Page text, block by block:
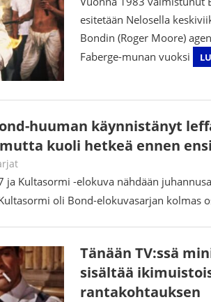
esitetään Nelosella
Bondin (Roger Moore)
Faberge-munan vuoksi
huuman käynnistänyt
kuoli hetkeä ennen
ja Kultasormi -elokuva nähdään
oli Bond-elokuvasarjan kolmas
Tänään TV:ssä
sisältää
rantakohtauksen